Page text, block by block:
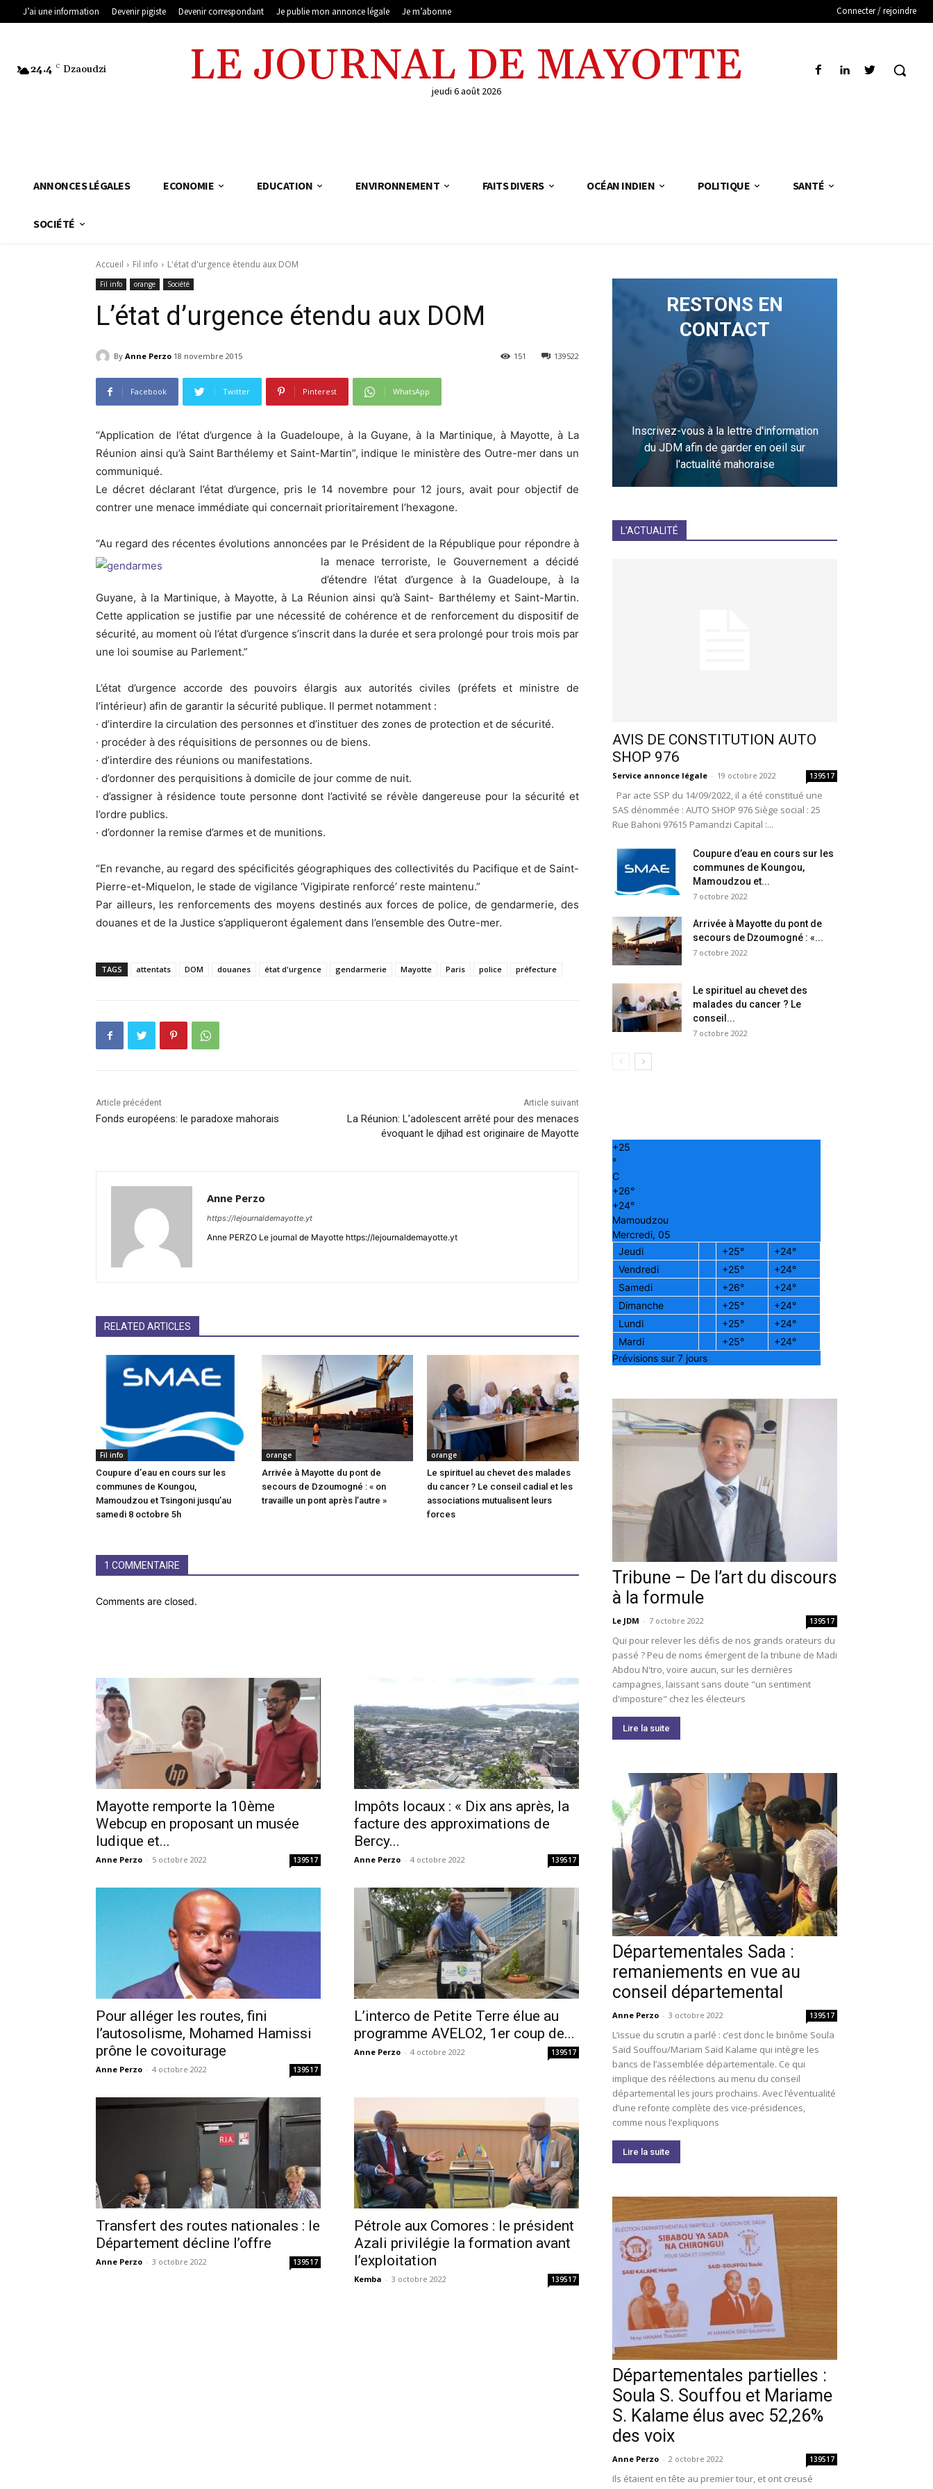
J’ai une information Devenir pigiste Devenir correspondant Je publie mon annonce légale Je m’abonne Connecter / rejoindre
24.4 C Dzaoudzi LE JOURNAL DE MAYOTTE
jeudi 6 août 2026
ANNONCES LÉGALES ECONOMIE EDUCATION ENVIRONNEMENT FAITS DIVERS OCÉAN INDIEN POLITIQUE SANTÉ
SOCIÉTÉ
Accueil Fil info L'état d'urgence étendu aux DOM
Fil info orange Société
L’état d’urgence étendu aux DOM
By Anne Perzo 18 novembre 2015 139522
151
Facebook Twitter Pinterest WhatsApp
“Application de l’état d’urgence à la Guadeloupe, à la Guyane, à la Martinique, à Mayotte, à La
Réunion ainsi qu’à Saint Barthélemy et Saint-Martin”, indique le ministère des Outre-mer dans un
communiqué.
Le décret déclarant l’état d’urgence, pris le 14 novembre pour 12 jours, avait pour objectif de
contrer une menace immédiate qui concernait prioritairement l’hexagone.
“Au regard des récentes évolutions annoncées par le Président de la République pour répondre à
la menace terroriste, le Gouvernement a décidé
d’étendre l’état d’urgence à la Guadeloupe, à la
Guyane, à la Martinique, à Mayotte, à La Réunion ainsi qu’à Saint- Barthélemy et Saint-Martin.
Cette application se justifie par une nécessité de cohérence et de renforcement du dispositif de
sécurité, au moment où l’état d’urgence s’inscrit dans la durée et sera prolongé pour trois mois par
une loi soumise au Parlement.”
L’état d’urgence accorde des pouvoirs élargis aux autorités civiles (préfets et ministre de
l’intérieur) afin de garantir la sécurité publique. Il permet notamment :
· d’interdire la circulation des personnes et d’instituer des zones de protection et de sécurité.
· procéder à des réquisitions de personnes ou de biens.
· d’interdire des réunions ou manifestations.
· d’ordonner des perquisitions à domicile de jour comme de nuit.
· d’assigner à résidence toute personne dont l’activité se révèle dangereuse pour la sécurité et
l’ordre publics.
· d’ordonner la remise d’armes et de munitions.
“En revanche, au regard des spécificités géographiques des collectivités du Pacifique et de Saint-
Pierre-et-Miquelon, le stade de vigilance ‘Vigipirate renforcé’ reste maintenu.”
Par ailleurs, les renforcements des moyens destinés aux forces de police, de gendarmerie, des
douanes et de la Justice s’appliqueront également dans l’ensemble des Outre-mer.
TAGS attentats DOM douanes état d'urgence gendarmerie Mayotte Paris police préfecture
Article précédent
Fonds européens: le paradoxe mahorais
Article suivant
La Réunion: L’adolescent arrêté pour des menaces
évoquant le djihad est originaire de Mayotte
Anne Perzo
https://lejournaldemayotte.yt
Anne PERZO Le journal de Mayotte https://lejournaldemayotte.yt
RELATED ARTICLES
Fil info
Coupure d’eau en cours sur les
communes de Koungou,
Mamoudzou et Tsingoni jusqu’au
samedi 8 octobre 5h
orange
Arrivée à Mayotte du pont de
secours de Dzoumogné : « on
travaille un pont après l’autre »
orange
Le spirituel au chevet des malades
du cancer ? Le conseil cadial et les
associations mutualisent leurs
forces
1 COMMENTAIRE
Comments are closed.
Mayotte remporte la 10ème
Webcup en proposant un musée
ludique et...
Anne Perzo - 5 octobre 2022 139517
Impôts locaux : « Dix ans après, la
facture des approximations de
Bercy...
Anne Perzo - 4 octobre 2022 139517
Pour alléger les routes, fini
l’autosolisme, Mohamed Hamissi
prône le covoiturage
Anne Perzo - 4 octobre 2022 139517
L’interco de Petite Terre élue au
programme AVELO2, 1er coup de...
Anne Perzo - 4 octobre 2022 139517
Transfert des routes nationales : le
Département décline l’offre
Anne Perzo - 3 octobre 2022 139517
Pétrole aux Comores : le président
Azali privilégie la formation avant
l’exploitation
Kemba - 3 octobre 2022 139517
RESTONS EN
CONTACT
Inscrivez-vous à la lettre d'information
du JDM afin de garder en oeil sur
l'actualité mahoraise
L'ACTUALITÉ
AVIS DE CONSTITUTION AUTO
SHOP 976
Service annonce légale - 19 octobre 2022 139517
Par acte SSP du 14/09/2022, il a été constitué une
SAS dénommée : AUTO SHOP 976 Siège social : 25
Rue Bahoni 97615 Pamandzi Capital :...
Coupure d’eau en cours sur les
communes de Koungou,
Mamoudzou et...
7 octobre 2022
Arrivée à Mayotte du pont de
secours de Dzoumogné : «...
7 octobre 2022
Le spirituel au chevet des
malades du cancer ? Le
conseil...
7 octobre 2022
+25
°
C
+26°
+24°
Mamoudzou
Mercredi, 05
Jeudi
+25° +24°
Vendredi
+25° +24°
Samedi
+26° +24°
Dimanche
+25° +24°
Lundi
+25° +24°
Mardi
+25° +24°
Prévisions sur 7 jours
Tribune – De l’art du discours
à la formule
Le JDM - 7 octobre 2022 139517
Qui pour relever les défis de nos grands orateurs du
passé ? Peu de noms émergent de la tribune de Madi
Abdou N'tro, voire aucun, sur les dernières
campagnes, laissant sans doute "un sentiment
d'imposture" chez les électeurs
Lire la suite
Départementales Sada :
remaniements en vue au
conseil départemental
Anne Perzo - 3 octobre 2022 139517
L’issue du scrutin a parlé : c’est donc le binôme Soula
Saïd Souffou/Mariam Saïd Kalame qui intègre les
bancs de l’assemblée départementale. Ce qui
implique des réélections au menu du conseil
départemental les jours prochains. Avec l’éventualité
d’une refonte complète des vice-présidences,
comme nous l’expliquons
Lire la suite
Départementales partielles :
Soula S. Souffou et Mariame
S. Kalame élus avec 52,26%
des voix
Anne Perzo - 2 octobre 2022 139517
Ils étaient en tête au premier tour, et ont creusé